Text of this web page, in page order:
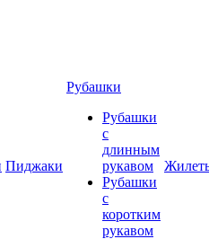
Пиджаки
Рубашки
Рубашки
с
длинным
рукавом
Рубашки
с
коротким
рукавом